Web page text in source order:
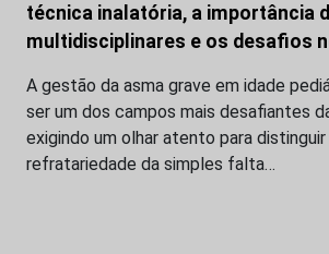
técnica inalatória, a importância
multidisciplinares e os desafios
A gestão da asma grave em idade
ser um dos campos mais desafiantes
exigindo um olhar atento para
refratariedade da simples falta…